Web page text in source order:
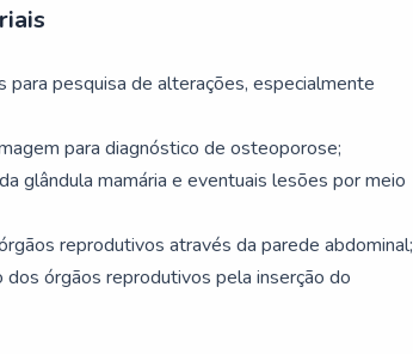
para pesquisa de alterações, especialmente
para diagnóstico de osteoporose;
glândula mamária e eventuais lesões por meio
reprodutivos através da parede abdominal;
dos órgãos reprodutivos pela inserção do